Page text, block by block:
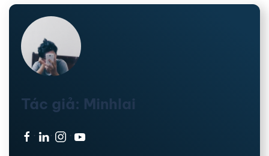
Tác giả: Minhlai
· · ·